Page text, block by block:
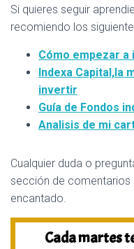
Si quieres seguir
recomiendo los
Cómo empezar a
Indexa Capital,la
invertir
Guía de Fondos
Analisis de mi
Cualquier duda o
sección de comentarios
encantado.
Cada martes